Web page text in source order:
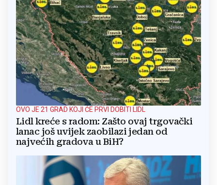
OVO JE 21 GRAD KOJI ĆE PRVI DOBITI LIDL
Lidl kreće s radom: Zašto ovaj trgovački
lanac još uvijek zaobilazi jedan od
najvećih gradova u BiH?